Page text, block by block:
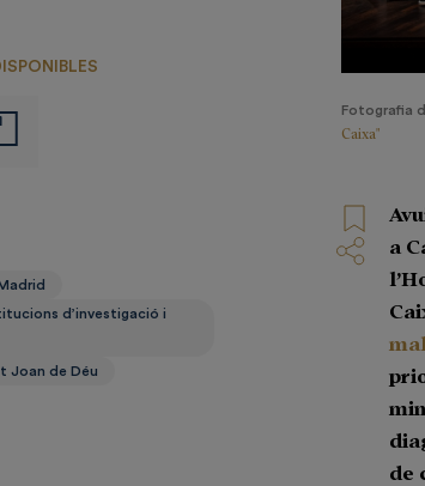
Fotografia
Caixa"
de
a
de
d’investigació i
Joan de Déu